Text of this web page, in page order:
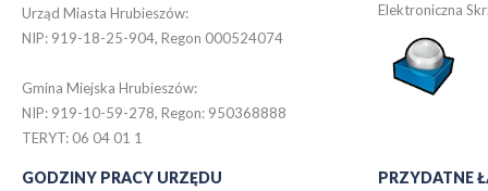
Urząd Miasta Hrubieszów:
NIP: 919-18-25-904, Regon 000524074
Gmina Miejska Hrubieszów:
NIP: 919-10-59-278, Regon: 950368888
TERYT: 06 04 01 1
Elektroniczna
GODZINY PRACY URZĘDU PRZYDATNE